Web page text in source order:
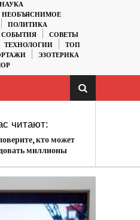
НАУКА
НЕОБЪЯСНИМОЕ
ПОЛИТИКА
СОБЫТИЯ
СОВЕТЫ
ТЕХНОЛОГИИ
ТОП
ЭЗОТЕРИКА
читают:
кто может
миллионы